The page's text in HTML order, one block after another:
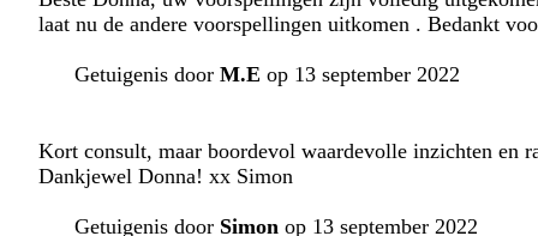
laat nu de andere voorspellingen uitkomen . Bedankt
Getuigenis door M.E op 13 september 2022
Kort consult, maar boordevol waardevolle inzichten en
Dankjewel Donna! xx Simon
Getuigenis door Simon op 13 september 2022